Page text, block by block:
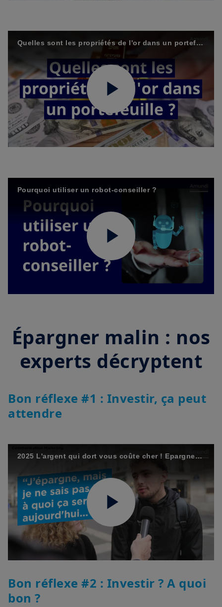
Quelles sont les propriétés de l'or dans un portefeuille
Play
Pourquoi utiliser un robot-conseiller ?
Play
Épargner malin : nos
experts décryptent
Bon réflexe #1 : Investir, ça peut
attendre
2025 L'argent qui dort vous coûte cher ! Epargnez malin avec Amundi - Episode 1/12
Play
Video
Bon réflexe #2 : Investir ? A quoi
bon ?